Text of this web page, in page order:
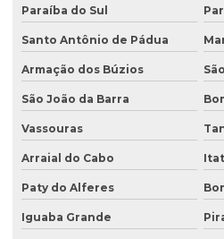
Avaliação preliminar de áreas
Avaliação preliminar de passivo
Coleta de água
Coleta de água para análise
Coleta de água para análise físico
Coleta de água para análise
Coleta de água industrial
Paraíba do Sul
Santo Antônio de Pádua
Armação dos Búzios
São João da Barra
Vassouras
Arraial do Cabo
Paty do Alferes
Iguaba Grande